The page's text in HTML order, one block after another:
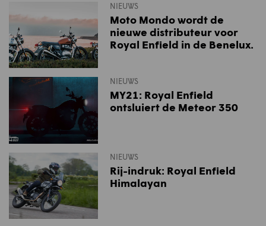
NIEUWS
Moto Mondo wordt de
nieuwe distributeur voor
Royal Enfield in de Benelux.
NIEUWS
MY21: Royal Enfield
ontsluiert de Meteor 350
NIEUWS
Rij-indruk: Royal Enfield
Himalayan